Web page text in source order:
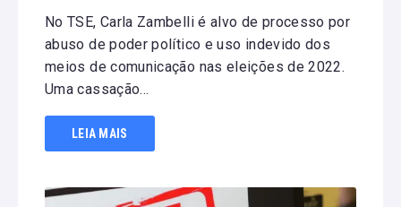
No TSE, Carla Zambelli é alvo de processo por
abuso de poder político e uso indevido dos
meios de comunicação nas eleições de 2022.
Uma cassação...
LEIA MAIS